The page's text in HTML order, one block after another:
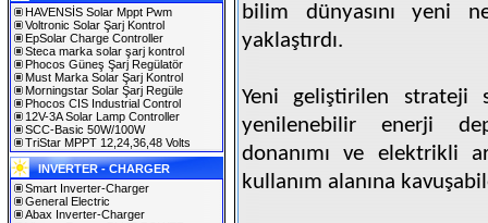
HAVENSİS Solar Mppt Pwm
Voltronic Solar Şarj Kontrol
EpSolar Charge Controller
Steca marka solar şarj kontrol
Phocos Güneş Şarj Regülatör
Must Marka Solar Şarj Kontrol
Morningstar Solar Şarj Regüle
Phocos CIS Industrial Control
12V-3A Solar Lamp Controller
SCC-Basic 50W/100W
TriStar MPPT 12,24,36,48 Volts
INVERTER - CHARGER
Smart Inverter-Charger
General Electric
Abax Inverter-Charger
bilim dünyasını yeni
yaklaştırdı.
Yeni geliştirilen strateji
yenilenebilir enerji
donanımı ve elektrikli
kullanım alanına